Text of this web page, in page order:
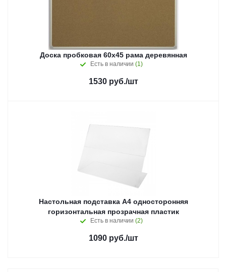
Доска пробковая 60х45 рама деревянная
Есть в наличии (1)
1530 руб./шт
Настольная подставка А4 односторонняя
горизонтальная прозрачная пластик
Есть в наличии (2)
1090 руб./шт